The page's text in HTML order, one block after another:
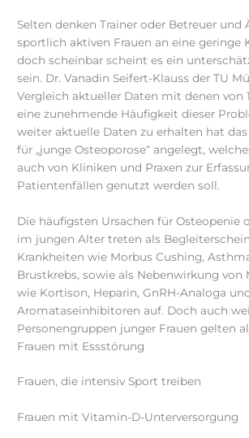
Selten denken Trainer oder Betreuer und
sportlich aktiven Frauen an eine geringe
doch scheinbar scheint es ein
sein. Dr. Vanadin Seifert-Klauss der TU
Vergleich aktueller Daten mit denen von
eine zunehmende Häufigkeit dieser
weiter aktuelle Daten zu erhalten hat das
für „junge Osteoporose“ angelegt,
auch von Kliniken und Praxen zur
Patientenfällen genutzt werden soll.
Die häufigsten Ursachen für Osteopenie
im jungen Alter treten als
Krankheiten wie Morbus Cushing,
Brustkrebs, sowie als Nebenwirkung von
wie Kortison, Heparin, GnRH-Analoga
Aromataseinhibitoren auf. Doch auch
Personengruppen junger Frauen gelten
Frauen mit Essstörung
Frauen, die intensiv Sport treiben
Frauen mit Vitamin-D-Unterversorgung